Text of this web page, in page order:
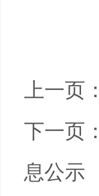
上一页：
下一页：
息公示